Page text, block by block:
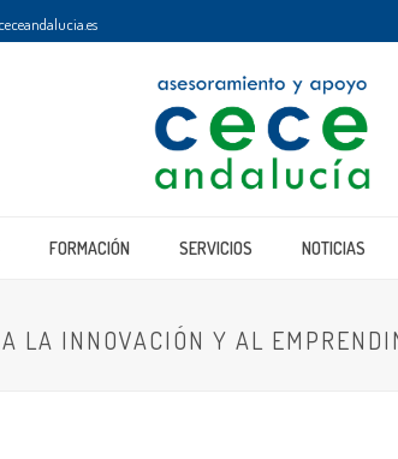
FORMACIÓN SERVICIOS NOTICIAS
LA INNOVACIÓN Y AL